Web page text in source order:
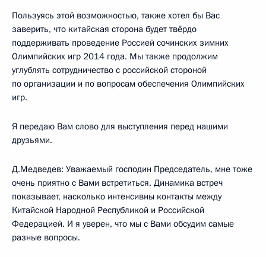
Пользуясь этой возможностью, также хотел бы Вас
заверить, что китайская сторона будет твёрдо
поддерживать проведение Россией сочинских зимних
Олимпийских игр 2014 года. Мы также продолжим
углублять сотрудничество с российской стороной
по организации и по вопросам обеспечения Олимпийских
игр.
Я передаю Вам слово для выступления перед нашими
друзьями.
Д.Медведев: Уважаемый господин Председатель, мне тоже
очень приятно с Вами встретиться. Динамика встреч
показывает, насколько интенсивны контакты между
Китайской Народной Республикой и Российской
Федерацией. И я уверен, что мы с Вами обсудим самые
разные вопросы.